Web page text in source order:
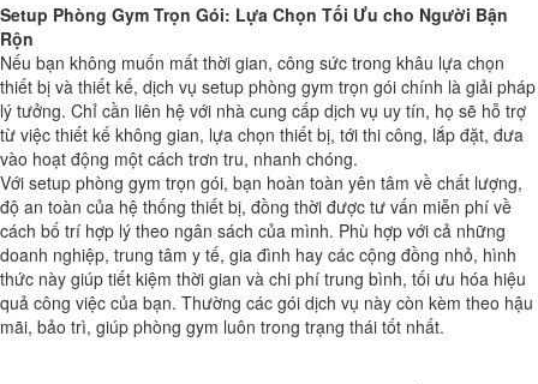
Setup Phòng Gym Trọn Gói: Lựa Chọn Tối Ưu cho Người Bận
Rộn
Nếu bạn không muốn mất thời gian, công sức trong khâu lựa chọn
thiết bị và thiết kế, dịch vụ setup phòng gym trọn gói chính là giải pháp
lý tưởng. Chỉ cần liên hệ với nhà cung cấp dịch vụ uy tín, họ sẽ hỗ trợ
từ việc thiết kế không gian, lựa chọn thiết bị, tới thi công, lắp đặt, đưa
vào hoạt động một cách trơn tru, nhanh chóng.
Với setup phòng gym trọn gói, bạn hoàn toàn yên tâm về chất lượng,
độ an toàn của hệ thống thiết bị, đồng thời được tư vấn miễn phí về
cách bố trí hợp lý theo ngân sách của mình. Phù hợp với cả những
doanh nghiệp, trung tâm y tế, gia đình hay các cộng đồng nhỏ, hình
thức này giúp tiết kiệm thời gian và chi phí trung bình, tối ưu hóa hiệu
quả công việc của bạn. Thường các gói dịch vụ này còn kèm theo hậu
mãi, bảo trì, giúp phòng gym luôn trong trạng thái tốt nhất.